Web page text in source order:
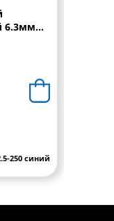
6.3мм
250 синий